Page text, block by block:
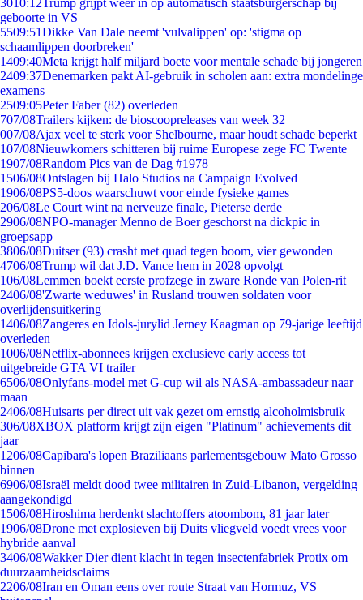
3010:12Trump grijpt weer in op automatisch staatsburgerschap bij
geboorte in VS
5509:51Dikke Van Dale neemt 'vulvalippen' op: 'stigma op
schaamlippen doorbreken'
1409:40Meta krijgt half miljard boete voor mentale schade bij jongeren
2409:37Denemarken pakt AI-gebruik in scholen aan: extra mondelinge
examens
2509:05Peter Faber (82) overleden
707/08Trailers kijken: de bioscoopreleases van week 32
007/08Ajax veel te sterk voor Shelbourne, maar houdt schade beperkt
107/08Nieuwkomers schitteren bij ruime Europese zege FC Twente
1907/08Random Pics van de Dag #1978
1506/08Ontslagen bij Halo Studios na Campaign Evolved
1906/08PS5-doos waarschuwt voor einde fysieke games
206/08Le Court wint na nerveuze finale, Pieterse derde
2906/08NPO-manager Menno de Boer geschorst na dickpic in
groepsapp
3806/08Duitser (93) crasht met quad tegen boom, vier gewonden
4706/08Trump wil dat J.D. Vance hem in 2028 opvolgt
106/08Lemmen boekt eerste profzege in zware Ronde van Polen-rit
2406/08'Zwarte weduwes' in Rusland trouwen soldaten voor
overlijdensuitkering
1406/08Zangeres en Idols-jurylid Jerney Kaagman op 79-jarige leeftijd
overleden
1006/08Netflix-abonnees krijgen exclusieve early access tot
uitgebreide GTA VI trailer
6506/08Onlyfans-model met G-cup wil als NASA-ambassadeur naar
maan
2406/08Huisarts per direct uit vak gezet om ernstig alcoholmisbruik
306/08XBOX platform krijgt zijn eigen "Platinum" achievements dit
jaar
1206/08Capibara's lopen Braziliaans parlementsgebouw Mato Grosso
binnen
6906/08Israël meldt dood twee militairen in Zuid-Libanon, vergelding
aangekondigd
1506/08Hiroshima herdenkt slachtoffers atoombom, 81 jaar later
1906/08Drone met explosieven bij Duits vliegveld voedt vrees voor
hybride aanval
3406/08Wakker Dier dient klacht in tegen insectenfabriek Protix om
duurzaamheidsclaims
2206/08Iran en Oman eens over route Straat van Hormuz, VS